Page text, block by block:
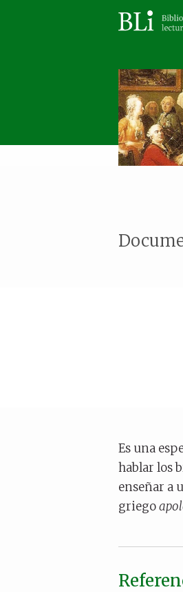
Es una
hablar los
enseñar a
griego